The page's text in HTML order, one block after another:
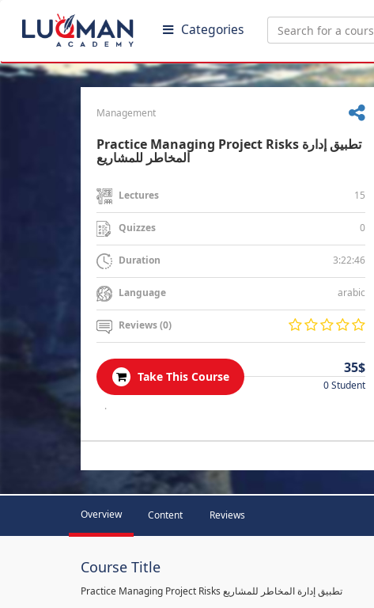
Categories
Management
Practice Managing Project Risks تطبيق إدارة
المخاطر للمشاريع
Lectures 15
Quizzes 0
Duration 3:22:46
Language arabic
Reviews (0)
Take This Course
35$
0 Student
.
Overview Content Reviews
Course Title
Practice Managing Project Risks تطبيق إدارة المخاطر للمشاريع